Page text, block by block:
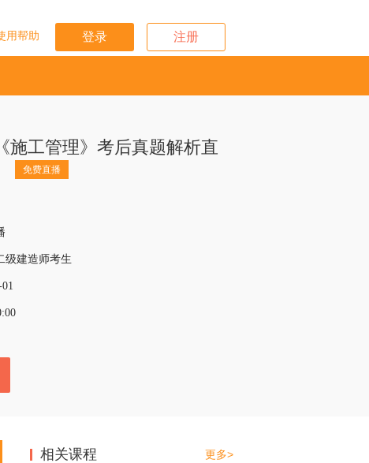
登录 注册
用帮助
施工管理》考后真题解析直
免费直播
级建造师考生
相关课程 更多>